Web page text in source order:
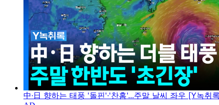
中·日 향하는 태풍 '돌핀'·'찬홈'...주말 날씨 좌우 [Y녹취